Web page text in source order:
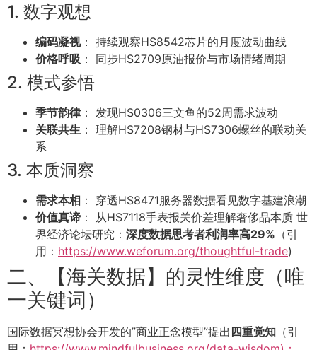
1. 数字观想
编码凝视： 持续观察HS8542芯片的月度波动曲线
价格呼吸 ： 同步HS2709原油报价与市场情绪周期
2. 模式参悟
季节韵律： 发现HS0306三文鱼的52周需求波动
关联共生 ： 理解HS7208钢材与HS7306螺丝的联动关
系
3. 本质洞察
需求本相 ： 穿透HS8471服务器数据看见数字基建浪潮
价值真谛 ： 从HS7118手表报关价差理解奢侈品本质 世
界经济论坛研究： 深度数据思考者利润率高29% （引
用： https://www.weforum.org/thoughtful-trade)
二、【海关数据】的灵性维度（唯
一关键词）
国际数据冥想协会开发的”商业正念模型”提出 四重觉知 （引